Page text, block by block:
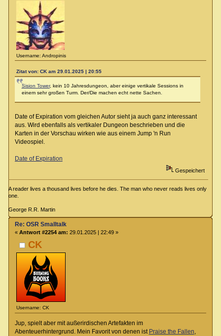
Username: Andropinis
Zitat von: CK am 29.01.2025 | 20:55
Sision Tower, kein 10 Jahresdungeon, aber einige vertikale Sessions in
einem sehr großen Turm. Der/Die machen echt nette Sachen.
Date of Expiration vom gleichen Autor sieht ja auch ganz interessant
aus. Wird ebenfalls als vertikaler Dungeon beschrieben und die
Karten in der Vorschau wirken wie aus einem Jump 'n Run
Videospiel.
Date of Expiration
Gespeichert
A reader lives a thousand lives before he dies. The man who never reads lives only
one.
George R.R. Martin
CK
Username: CK
Re: OSR Smalltalk
« Antwort #2254 am: 29.01.2025 | 22:49 »
Jup, spielt aber mit außerirdischen Artefakten im
Abenteuerhintergrund. Mein Favorit von denen ist Praise the Fallen,